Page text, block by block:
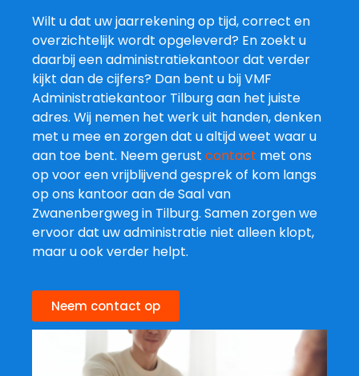
Wilt u dat uw jaarrekening op tijd, correct en
overzichtelijk wordt opgeleverd? En zoekt u
daarbij een administratiekantoor dat verder
kijkt dan de cijfers? Dan bent u bij VMF
Administratiekantoor Tilburg aan het juiste
adres. Wij nemen het werk uit handen, denken
met u mee en zorgen dat u altijd weet waar u
aan toe bent. Neem gerust contact met ons
op voor een vrijblijvend gesprek of kom langs
op ons kantoor aan de Saal van
Zwanenbergweg in Tilburg. Samen zorgen we
ervoor dat uw administratie niet alleen klopt,
maar u ook verder helpt.
Neem contact op